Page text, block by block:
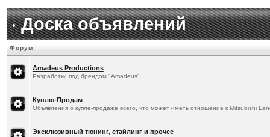
Доска объявлений
Форум
Amadeus Productions
Разработки под брендом "Amadeus"
Куплю-Продам
Объявления о купле-продаже всего, что может иметь отношение к Mitsubishi
Эксклюзивный тюнинг, стайлинг и прочее